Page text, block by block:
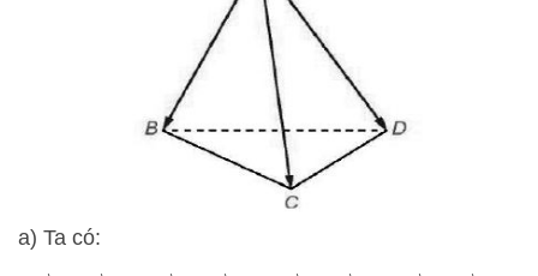
a) Ta có: